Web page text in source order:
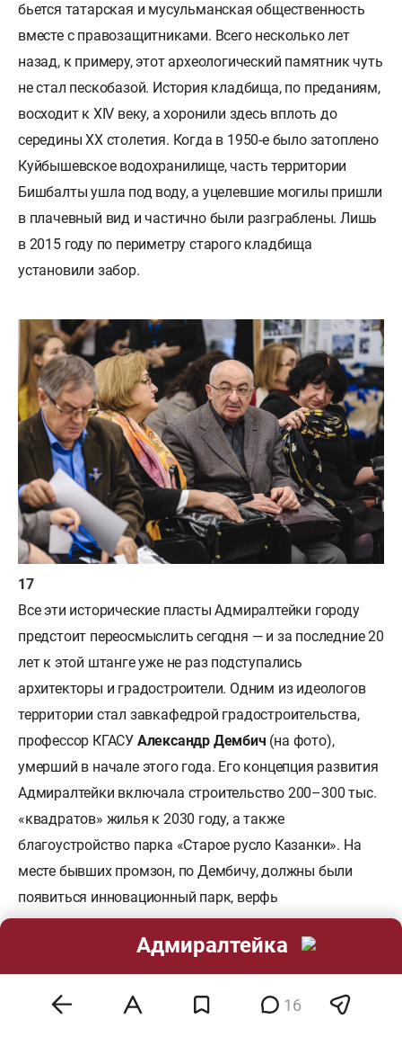
бьется татарская и мусульманская общественность
вместе с правозащитниками. Всего несколько лет
назад, к примеру, этот археологический памятник чуть
не стал пескобазой. История кладбища, по преданиям,
восходит к XIV веку, а хоронили здесь вплоть до
середины XX столетия. Когда в 1950-е было затоплено
Куйбышевское водохранилище, часть территории
Бишбалты ушла под воду, а уцелевшие могилы пришли
в плачевный вид и частично были разграблены. Лишь
в 2015 году по периметру старого кладбища
установили забор.
Все эти исторические пласты Адмиралтейки городу
предстоит переосмыслить сегодня — и за последние 20
лет к этой штанге уже не раз подступались
архитекторы и градостроители. Одним из идеологов
территории стал завкафедрой градостроительства,
профессор КГАСУ Александр Дембич (на фото),
умерший в начале этого года. Его концепция развития
Адмиралтейки включала строительство 200–300 тыс.
«квадратов» жилья к 2030 году, а также
благоустройство парка «Старое русло Казанки». На
месте бывших промзон, по Дембичу, должны были
появиться инновационный парк, верфь
малотоннажного судостроения, зона туристического
обслуживания и другие объекты.
16
Адмиралтейка